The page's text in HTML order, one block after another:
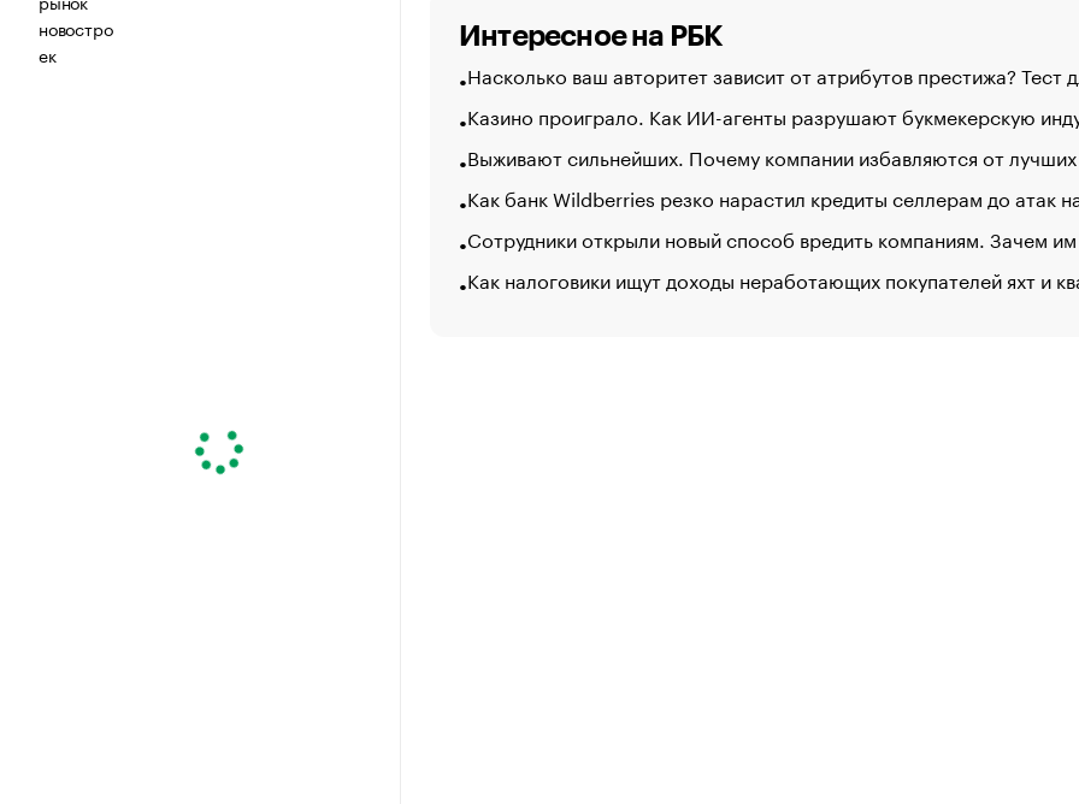
Интересное на РБК
Насколько ваш авторитет зависит от атрибутов престижа? Тест
Казино проиграло. Как ИИ-агенты разрушают букмекерскую
Выживают сильнейших. Почему компании избавляются от лучших
Как банк Wildberries резко нарастил кредиты селлерам до атак
Сотрудники открыли новый способ вредить компаниям. Зачем
Как налоговики ищут доходы неработающих покупателей яхт и